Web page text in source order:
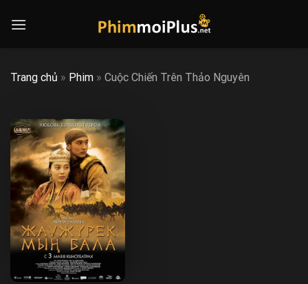
Trang chủ » Phim » Cuộc Chiến Trên Thảo Nguyên